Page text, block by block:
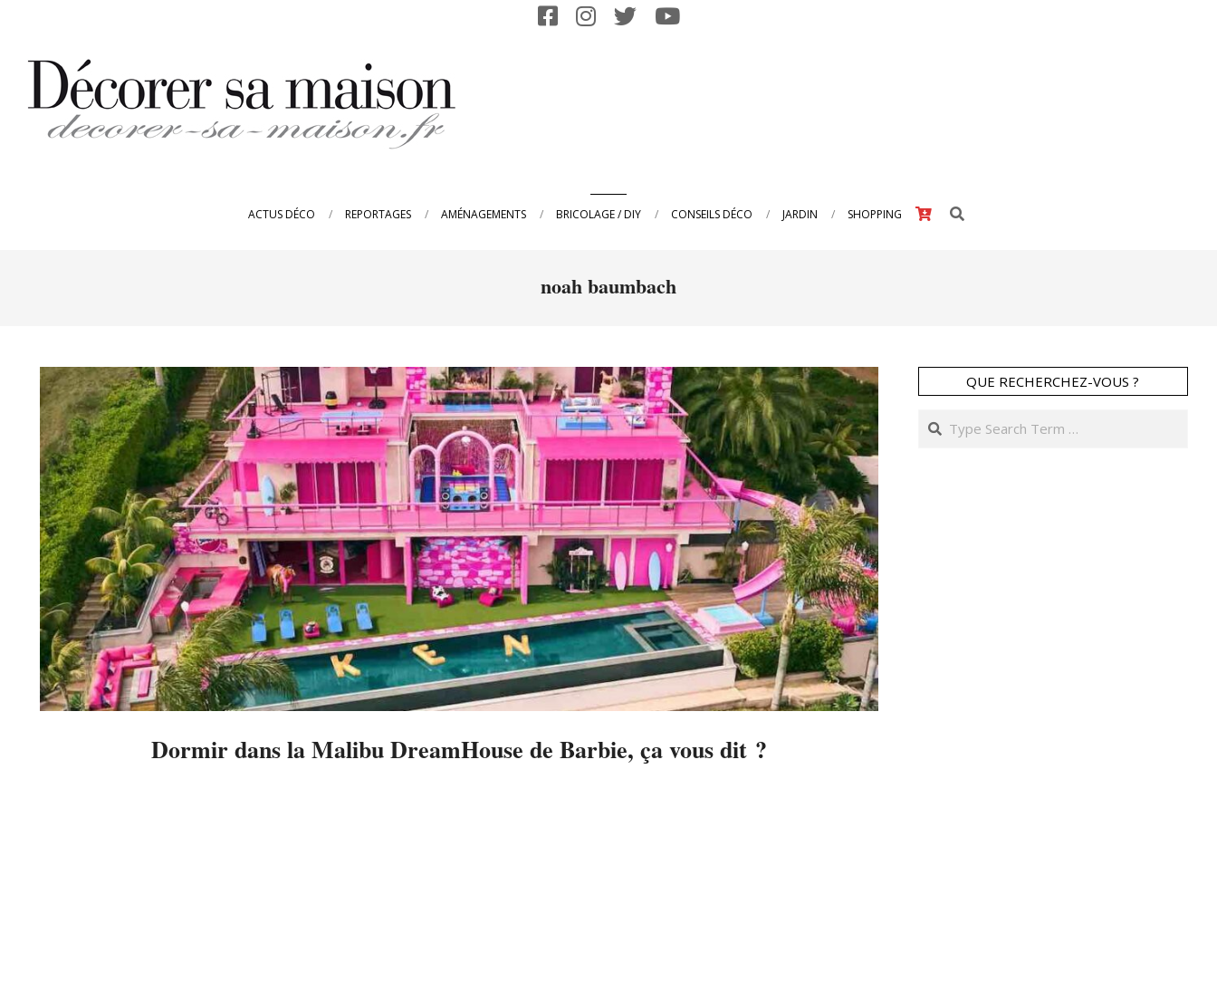
content
ACTUS DÉCO REPORTAGES AMÉNAGEMENTS BRICOLAGE / DIY CONSEILS DÉCO JARDIN SHOPPING Search
noah baumbach
Dormir dans la Malibu DreamHouse de Barbie, ça vous dit ?
QUE RECHERCHEZ-VOUS ?
Search